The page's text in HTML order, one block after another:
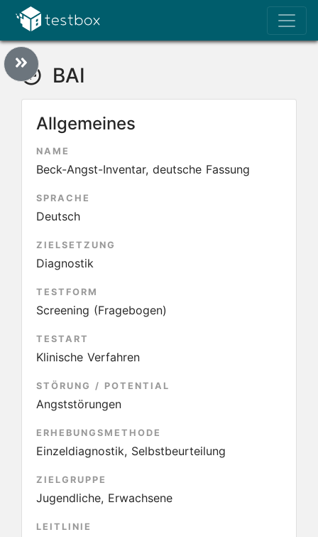
BAI
Allgemeines
NAME
Beck-Angst-Inventar, deutsche Fassung
SPRACHE
Deutsch
ZIELSETZUNG
Diagnostik
TESTFORM
Screening (Fragebogen)
TESTART
Klinische Verfahren
STÖRUNG / POTENTIAL
Angststörungen
ERHEBUNGSMETHODE
Einzeldiagnostik, Selbstbeurteilung
ZIELGRUPPE
Jugendliche, Erwachsene
LEITLINIE